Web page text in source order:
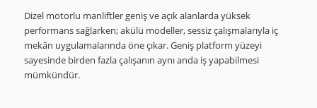
Dizel motorlu manliftler geniş ve açık alanlarda yüksek
performans sağlarken; akülü modeller, sessiz çalışmalarıyla iç
mekân uygulamalarında öne çıkar. Geniş platform yüzeyi
sayesinde birden fazla çalışanın aynı anda iş yapabilmesi
mümkündür.